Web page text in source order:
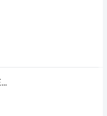
L'OEIL DANS LE VISEUR